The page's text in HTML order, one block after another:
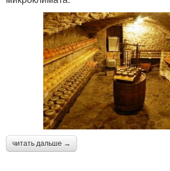
читать дальше →